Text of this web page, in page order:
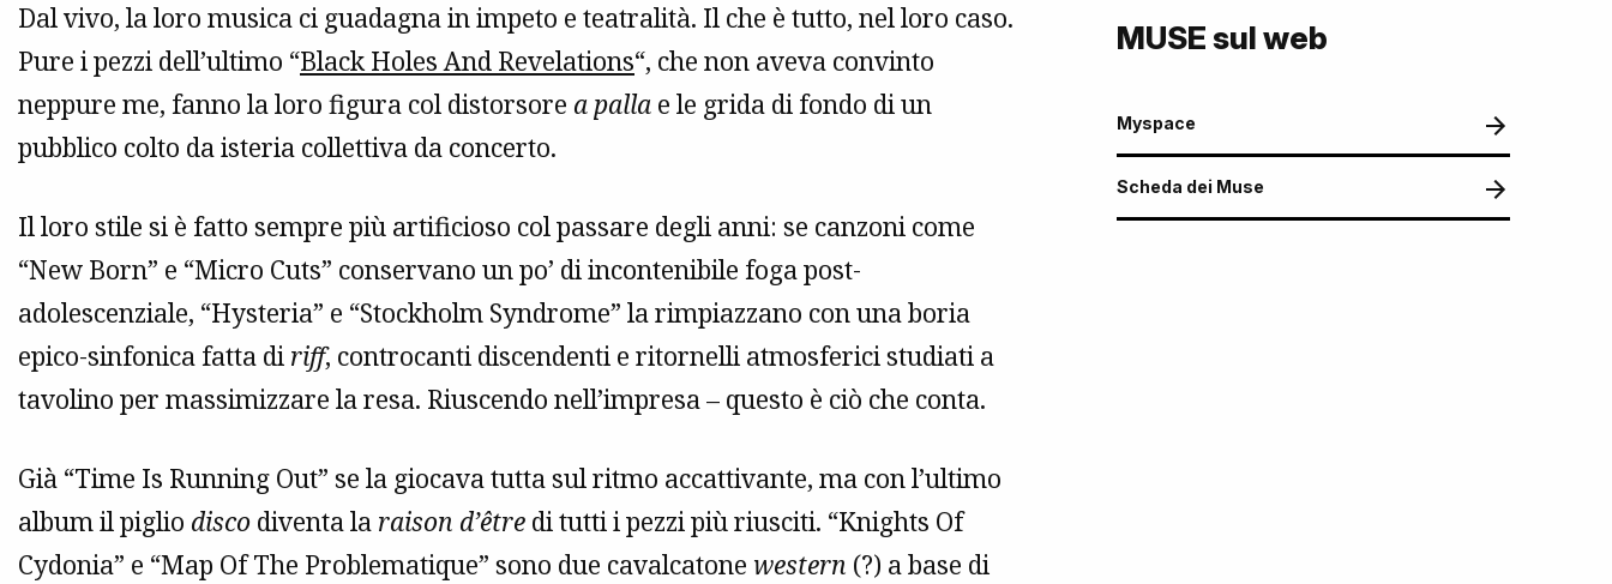
Dal vivo, la loro musica ci guadagna in impeto e teatralità. Il che è tutto, nel loro caso.
Pure i pezzi dell’ultimo “Black Holes And Revelations“, che non aveva convinto
neppure me, fanno la loro figura col distorsore a palla e le grida di fondo di un
pubblico colto da isteria collettiva da concerto.
Il loro stile si è fatto sempre più artificioso col passare degli anni: se canzoni come
“New Born” e “Micro Cuts” conservano un po’ di incontenibile foga post-
adolescenziale, “Hysteria” e “Stockholm Syndrome” la rimpiazzano con una boria
epico-sinfonica fatta di riff, controcanti discendenti e ritornelli atmosferici studiati a
tavolino per massimizzare la resa. Riuscendo nell’impresa – questo è ciò che conta.
Già “Time Is Running Out” se la giocava tutta sul ritmo accattivante, ma con l’ultimo
album il piglio disco diventa la raison d’être di tutti i pezzi più riusciti. “Knights Of
Cydonia” e “Map Of The Problematique” sono due cavalcatone western (?) a base di
MUSE sul web
Myspace
Scheda dei Muse